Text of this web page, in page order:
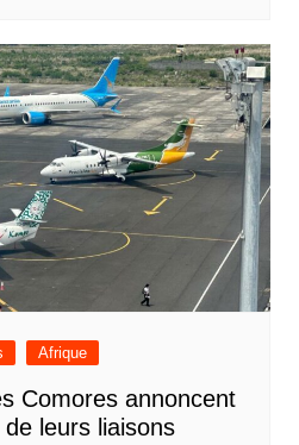
Afrique
Comores annoncent
leurs liaisons